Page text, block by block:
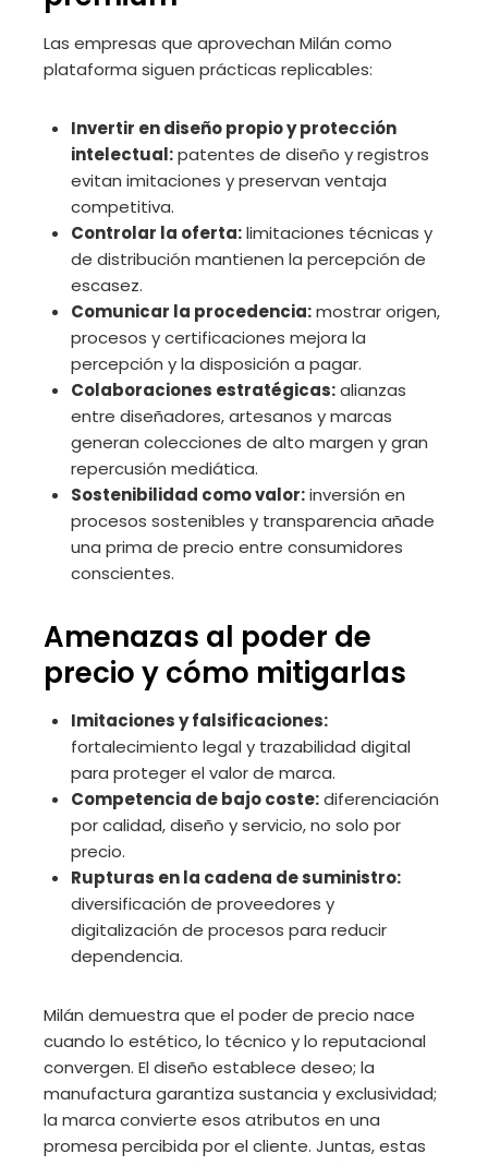
Las empresas que aprovechan Milán como
plataforma siguen prácticas replicables:
Invertir en diseño propio y protección
intelectual:patentes de diseño y registros
evitan imitaciones y preservan ventaja
competitiva.
Controlar la oferta:limitaciones técnicas y
de distribución mantienen la percepción de
escasez.
Comunicar la procedencia:mostrar origen,
procesos y certificaciones mejora la
percepción y la disposición a pagar.
Colaboraciones estratégicas:alianzas
entre diseñadores, artesanos y marcas
generan colecciones de alto margen y gran
repercusión mediática.
Sostenibilidad como valor:inversión en
procesos sostenibles y transparencia añade
una prima de precio entre consumidores
conscientes.
Amenazas al poder de
precio y cómo mitigarlas
Imitaciones y falsificaciones:
fortalecimiento legal y trazabilidad digital
para proteger el valor de marca.
Competencia de bajo coste:diferenciación
por calidad, diseño y servicio, no solo por
precio.
Rupturas en la cadena de suministro:
diversificación de proveedores y
digitalización de procesos para reducir
dependencia.
Milán demuestra que el poder de precio nace
cuando lo estético, lo técnico y lo reputacional
convergen. El diseño establece deseo; la
manufactura garantiza sustancia y exclusividad;
la marca convierte esos atributos en una
promesa percibida por el cliente. Juntas, estas